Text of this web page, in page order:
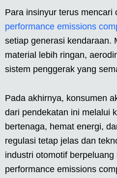
Para insinyur terus mencari
performance emissions
setiap generasi kendaraan.
material lebih ringan,
sistem penggerak yang
Pada akhirnya, konsumen
dari pendekatan ini melalui
bertenaga, hemat energi,
regulasi tetap jelas dan
industri otomotif
performance emissions